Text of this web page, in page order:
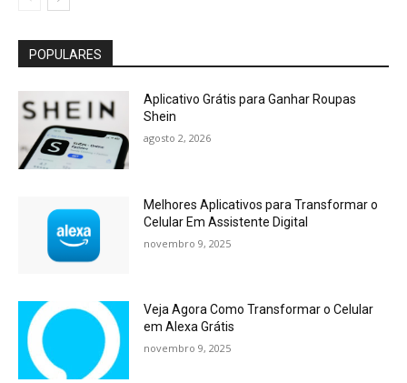
POPULARES
Aplicativo Grátis para Ganhar Roupas
Shein
agosto 2, 2026
Melhores Aplicativos para Transformar o
Celular Em Assistente Digital
novembro 9, 2025
Veja Agora Como Transformar o Celular
em Alexa Grátis
novembro 9, 2025